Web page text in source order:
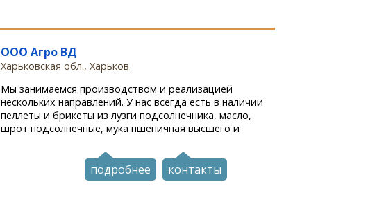
ООО Агро ВД
Харьковская обл., Харьков
Мы занимаемся производством и реализацией
нескольких направлений. У нас всегда есть в наличии
пеллеты и брикеты из лузги подсолнечника, масло,
шрот подсолнечные, мука пшеничная высшего и
подробнее контакты